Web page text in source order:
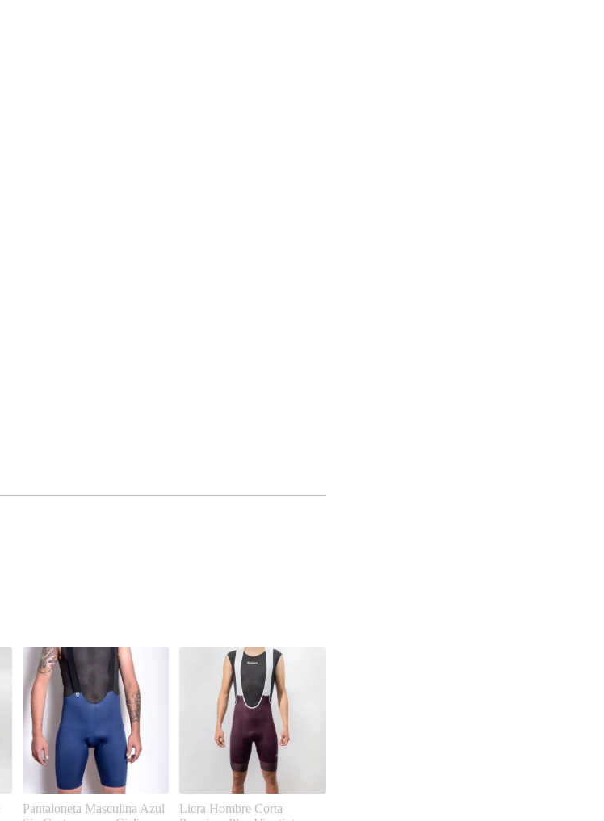
Pantaloneta Masculina Azul
Licra Hombre Corta